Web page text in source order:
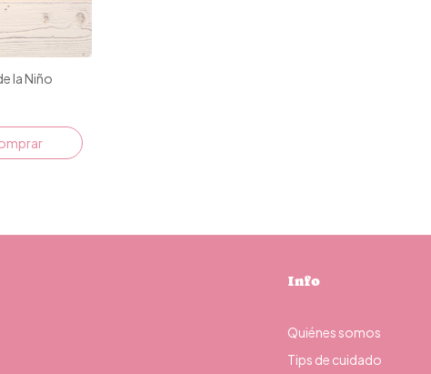
la Niño
Info
Quiénes somos
Tips de cuidado